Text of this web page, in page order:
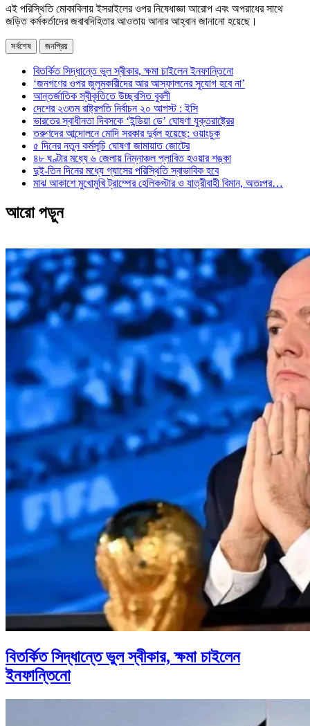
এই পরিস্থিতি মোকাবিলায় ইসরাইলের ওপর নিষেধাজ্ঞা আরোপ এবং অপরাধের সাথে
জড়িত কর্মকর্তাদের জবাবদিহিতার আওতায় আনার আহ্বান জানানো হয়েছে।
সর্বশেষ জনপ্রিয়
বিতর্কিত সিদ্ধান্তে ভুল স্বীকার, ক্ষমা চাইলেন ইনফান্তিনো
‘জনগণের ওপর জুলুমকারীদের আর আস্ফালনের সুযোগ হবে না’
আন্তর্জাতিক স্বীকৃতিতে উচ্ছ্বসিত বুবলী
দেশের ২৩তম রাষ্ট্রপতি নির্বাচন ২০ আগস্ট : ইসি
ভারতের স্বাধীনতা দিবসকে ‘ইন্ডিয়া ডে’ ঘোষণা যুক্তরাষ্ট্রের
তরুণদের আন্দোলনে মোদি সরকার দুর্বল হয়েছে: ওয়াংচুক
৫ দিনের নতুন কর্মসূচি ঘোষণা জামায়াত জোটের
৪৮ ঘণ্টার মধ্যে ৬ জেলায় নিম্নাঞ্চল প্লাবিত হওয়ার শঙ্কা
দুই-তিন দিনের মধ্যে গ্যাসের পরিস্থিতি স্বাভাবিক হবে
মাঝ আকাশে মুখোমুখি ট্রাম্পের হেলিকপ্টার ও যাত্রীবাহী বিমান, অতঃপর…
আরো পড়ুন
বিতর্কিত সিদ্ধান্তে ভুল স্বীকার, ক্ষমা চাইলেন
ইনফান্তিনো